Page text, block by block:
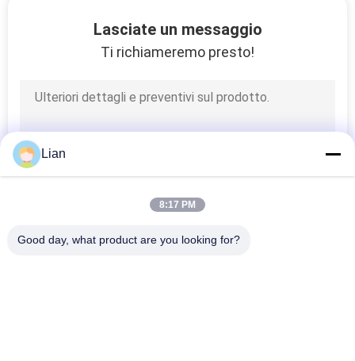
Commutatore ad
alta tensione di
Interruttore di
messa a terra
Lasciate un messaggio
Ti richiameremo presto!
Lian
8:17 PM
Good day, what product are you looking for?